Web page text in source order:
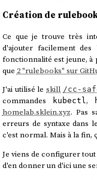
Création de
Ce que je trouve très
d'ajouter facilement des
fonctionnalité est jeune, à
que 2 "rulebooks" sur
J'ai utilisé leskill /cc-
commandes
kubectl,
homelab.sklein.xyz. Pas
erreurs de syntaxe dans
c'est normal. Mais à la fin,
Je viens de configurer
d'en donner un d'ici une